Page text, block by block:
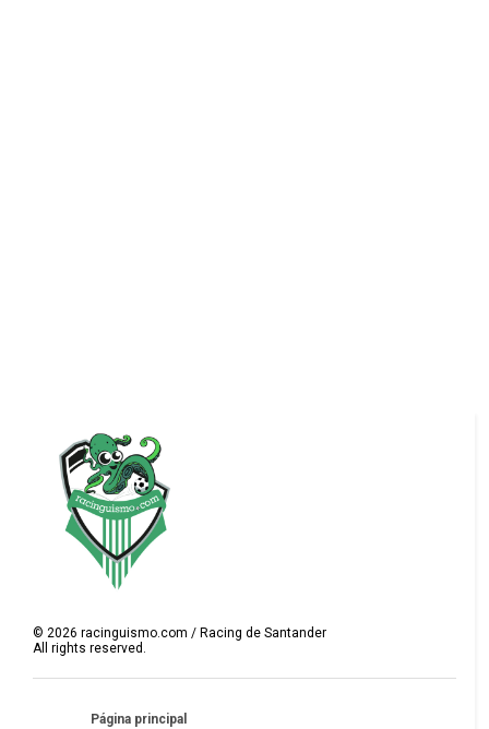
© 2026 racinguismo.com / Racing de Santander
All rights reserved.
Página principal